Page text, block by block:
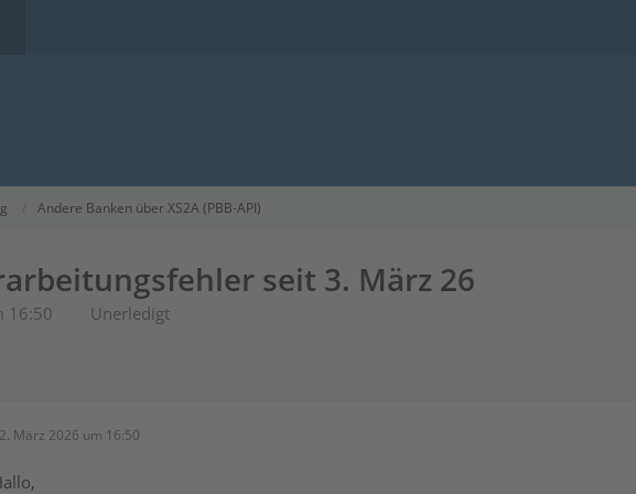
Andere Banken über XS2A (PBB-API)
seit 3. März 26
16:50 Unerledigt
März 2026 um 16:50